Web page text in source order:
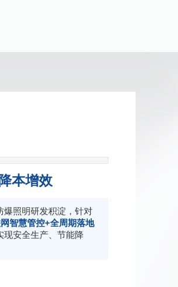
本增效
爆照明研发积淀，针对
智慧管控+全周期落地
现安全生产、节能降